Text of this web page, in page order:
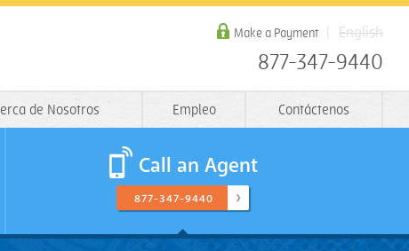
Make a Payment English
877-347-9440
de Nosotros Empleo Contáctenos
Call an Agent
877-347-9440